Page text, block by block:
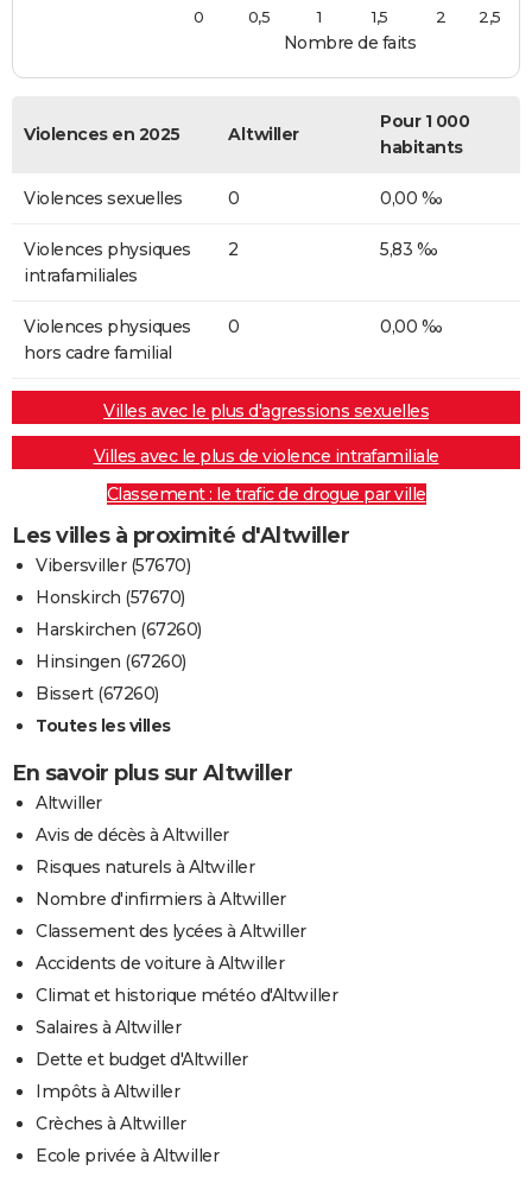
Nombre de faits
0
0,5 1 1,5 2 2,5
Violences en 2025 Altwiller
Pour 1 000
habitants
Violences sexuelles 0 0,00 ‰
Violences physiques
intrafamiliales
2 5,83 ‰
Violences physiques
hors cadre familial
0 0,00 ‰
Villes avec le plus d'agressions sexuelles
Villes avec le plus de violence intrafamiliale
Classement : le trafic de drogue par ville
Les villes à proximité d'Altwiller
Vibersviller (57670)
Honskirch (57670)
Harskirchen (67260)
Hinsingen (67260)
Bissert (67260)
Toutes les villes
En savoir plus sur Altwiller
Altwiller
Avis de décès à Altwiller
Risques naturels à Altwiller
Nombre d'infirmiers à Altwiller
Classement des lycées à Altwiller
Accidents de voiture à Altwiller
Climat et historique météo d'Altwiller
Salaires à Altwiller
Dette et budget d'Altwiller
Impôts à Altwiller
Crèches à Altwiller
Ecole privée à Altwiller